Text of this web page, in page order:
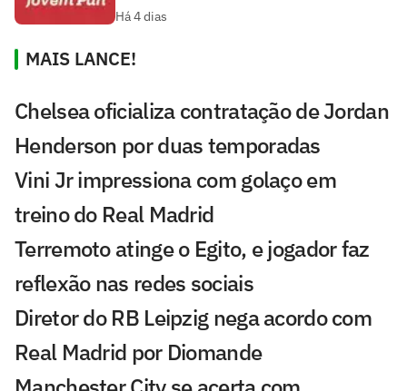
Há 4 dias
MAIS LANCE!
Chelsea oficializa contratação de Jordan
Henderson por duas temporadas
Vini Jr impressiona com golaço em
treino do Real Madrid
Terremoto atinge o Egito, e jogador faz
reflexão nas redes sociais
Diretor do RB Leipzig nega acordo com
Real Madrid por Diomande